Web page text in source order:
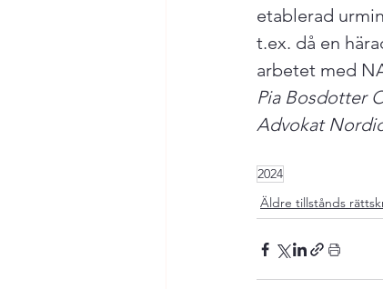
etablerad
t.ex. då en
arbetet med
Pia Bosdotter
Advokat
2024
Äldre tillstånds